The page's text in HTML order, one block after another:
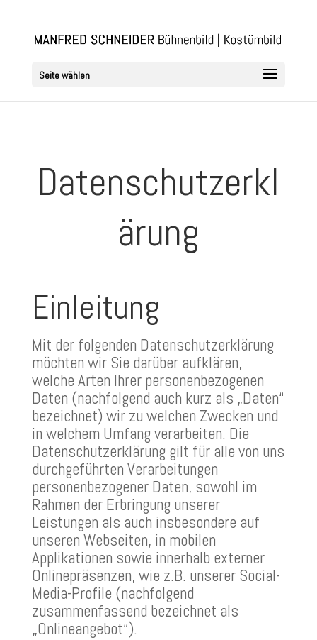
Seite wählen
Datenschutzerkl
ärung
Einleitung
Mit der folgenden Datenschutzerklärung
möchten wir Sie darüber aufklären,
welche Arten Ihrer personenbezogenen
Daten (nachfolgend auch kurz als „Daten“
bezeichnet) wir zu welchen Zwecken und
in welchem Umfang verarbeiten. Die
Datenschutzerklärung gilt für alle von uns
durchgeführten Verarbeitungen
personenbezogener Daten, sowohl im
Rahmen der Erbringung unserer
Leistungen als auch insbesondere auf
unseren Webseiten, in mobilen
Applikationen sowie innerhalb externer
Onlinepräsenzen, wie z.B. unserer Social-
Media-Profile (nachfolgend
zusammenfassend bezeichnet als
„Onlineangebot“).